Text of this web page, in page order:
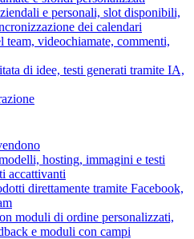
e personali, slot disponibili,
dei calendari
team, videochiamate, commenti,
di idee, testi generati tramite IA,
hosting, immagini e testi
accattivanti
direttamente tramite Facebook,
moduli di ordine personalizzati,
e moduli con campi